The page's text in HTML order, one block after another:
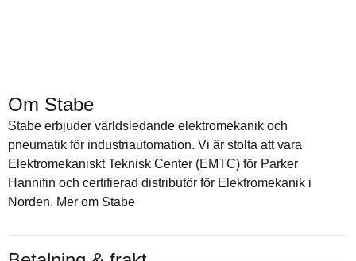
Om Stabe
Stabe erbjuder världsledande elektromekanik och
pneumatik för industriautomation. Vi är stolta att vara
Elektromekaniskt Teknisk Center (EMTC) för Parker
Hannifin och certifierad distributör för Elektromekanik i
Norden. Mer om Stabe